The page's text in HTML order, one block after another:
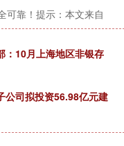
可靠！提示：本文来自
：10月上海地区非银存
公司拟投资56.98亿元建